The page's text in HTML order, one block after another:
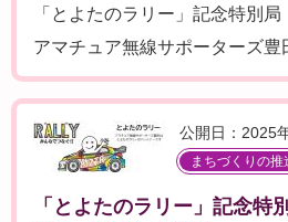
「とよたのラリー」記念特別
アマチュア無線サポーターズ豊
公開日：2025
まちづくりの推
「とよたのラリー」記念